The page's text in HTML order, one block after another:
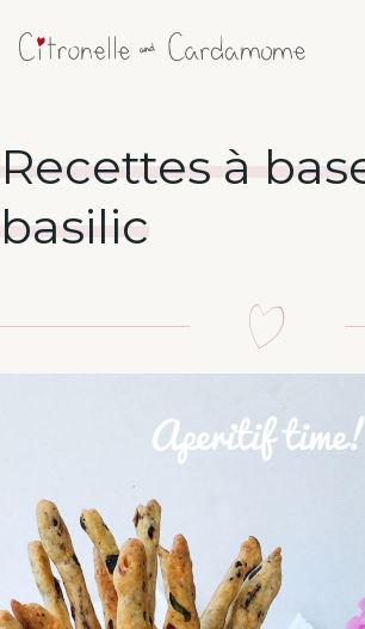
Recettes à
basilic